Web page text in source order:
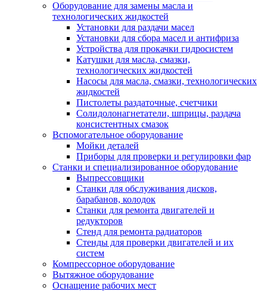
Оборудование для замены масла и
технологических жидкостей
Установки для раздачи масел
Установки для сбора масел и антифриза
Устройства для прокачки гидросистем
Катушки для масла, смазки,
технологических жидкостей
Насосы для масла, смазки, технологических
жидкостей
Пистолеты раздаточные, счетчики
Солидолонагнетатели, шприцы, раздача
консистентных смазок
Вспомогательное оборудование
Мойки деталей
Приборы для проверки и регулировки фар
Станки и специализированное оборудование
Выпрессовщики
Станки для обслуживания дисков,
барабанов, колодок
Станки для ремонта двигателей и
редукторов
Стенд для ремонта радиаторов
Стенды для проверки двигателей и их
систем
Компрессорное оборудование
Вытяжное оборудование
Оснащение рабочих мест